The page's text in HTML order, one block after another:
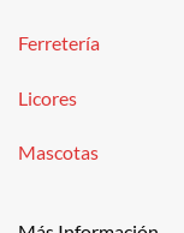
Ferretería
Licores
Mascotas